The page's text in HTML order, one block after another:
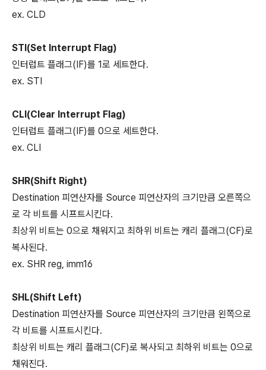
ex. CLD
STI(Set Interrupt Flag)
인터럽트 플래그(IF)를 1로 세트한다.
ex. STI
CLI(Clear Interrupt Flag)
인터럽트 플래그(IF)를 0으로 세트한다.
ex. CLI
SHR(Shift Right)
Destination 피연산자를 Source 피연산자의 크기만큼 오른쪽으
로 각 비트를 시프트시킨다.
최상위 비트는 0으로 채워지고 최하위 비트는 캐리 플래그(CF)로
복사된다.
ex. SHR reg, imm16
SHL(Shift Left)
Destination 피연산자를 Source 피연산자의 크기만큼 왼쪽으로
각 비트를 시프트시킨다.
최상위 비트는 캐리 플래그(CF)로 복사되고 최하위 비트는 0으로
채워진다.